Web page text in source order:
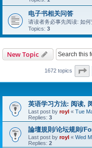
电子书相关问答
请读者务必事先阅读: 如
Topics: 3
New Topic
1672 topics
英语学习方法: 阅读,
Last post by royl « Tue
Replies: 3
論壇規則/论坛规则/
Last post by royl « Wed
Replies: 2